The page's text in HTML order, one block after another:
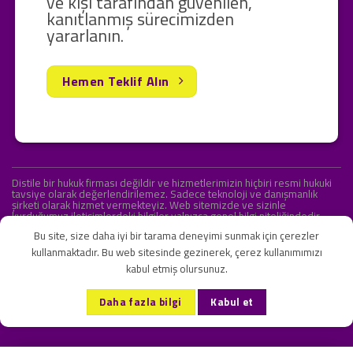
kanıtlanmış sürecimizden
yararlanın.
Hemen Teklif Alın
Distile bir hukuk firması değildir ve hizmetlerimizin hiçbiri resmi hukuki
tavsiye olarak değerlendirilemez. Sadece teknoloji ve danışmanlık
şirketi olarak hizmet vermekteyiz. Web sitemizde ve sizinle
kurduğumuz iletişimlerdeki bilgiler yalnızca genel bilgi niteliğindedir.
KVKK ve Gizlilik Sözleşmesi S.S.S. İletişim
Copyright 2026 ©Onlipr Teknoloji ve Ticaret A.Ş.
Bu site, size daha iyi bir tarama deneyimi sunmak için çerezler
kullanmaktadır. Bu web sitesinde gezinerek, çerez kullanımımızı
kabul etmiş olursunuz.
Daha fazla bilgi Kabul et